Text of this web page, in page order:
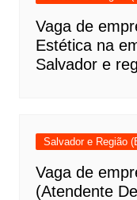
Vaga de
Estética na
Salvador e
Salvador e Região
Vaga de
(Atendente